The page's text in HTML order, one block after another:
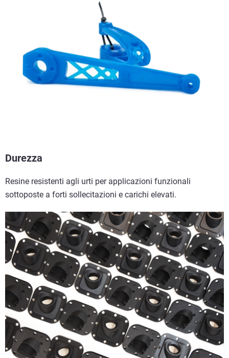
Durezza
Resine resistenti agli urti per applicazioni funzionali
sottoposte a forti sollecitazioni e carichi elevati.